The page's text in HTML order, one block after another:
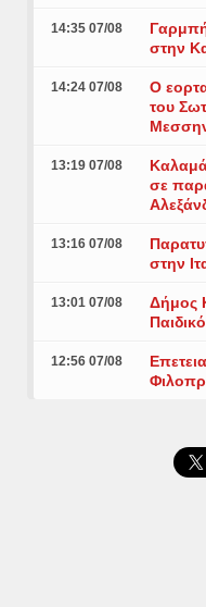
14:35 07/08
στην
14:24 07/08
Ο
του
13:19 07/08
σε
13:16 07/08
στην
13:01 07/08
Δήμος
12:56 07/08